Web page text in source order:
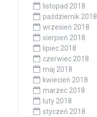
listopad 2018
październik 2018
wrzesień 2018
sierpień 2018
lipiec 2018
czerwiec 2018
maj 2018
kwiecień 2018
marzec 2018
luty 2018
styczeń 2018